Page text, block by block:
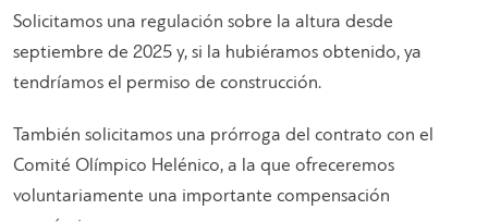
Solicitamos una regulación sobre la altura desde
septiembre de 2025 y, si la hubiéramos obtenido, ya
tendríamos el permiso de construcción.
También solicitamos una prórroga del contrato con el
Comité Olímpico Helénico, a la que ofreceremos
voluntariamente una importante compensación